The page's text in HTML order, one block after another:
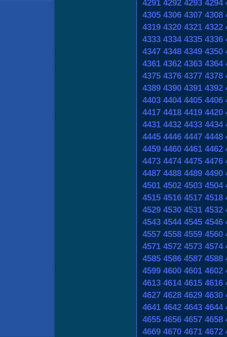
4291 4292 4293 4294
4305 4306 4307 4308
4319 4320 4321 4322
4333 4334 4335 4336
4347 4348 4349 4350
4361 4362 4363 4364
4375 4376 4377 4378
4389 4390 4391 4392
4403 4404 4405 4406
4417 4418 4419 4420
4431 4432 4433 4434
4445 4446 4447 4448
4459 4460 4461 4462
4473 4474 4475 4476
4487 4488 4489 4490
4501 4502 4503 4504
4515 4516 4517 4518
4529 4530 4531 4532
4543 4544 4545 4546
4557 4558 4559 4560
4571 4572 4573 4574
4585 4586 4587 4588
4599 4600 4601 4602
4613 4614 4615 4616
4627 4628 4629 4630
4641 4642 4643 4644
4655 4656 4657 4658
4669 4670 4671 4672